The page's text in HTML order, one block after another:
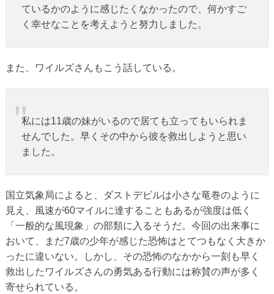
ているかのように感じたくなかったので、何かすご
く幸せなことを考えようと努力しました。
また、ワイルズさんもこう話している。
私には11歳の妹がいるので居ても立ってもいられま
せんでした。早くその中から彼を救出しようと思い
ました。
国立気象局によると、ダストデビルは小さな竜巻のように
見え、風速が60マイルに達することもあるが強度は低く
「一般的な風現象」の部類に入るそうだ。今回の出来事に
おいて、まだ7歳の少年が感じた恐怖はとてつもなく大きか
ったに違いない。しかし、その恐怖のなかから一刻も早く
救出したワイルズさんの勇気ある行動には称賛の声が多く
寄せられている。